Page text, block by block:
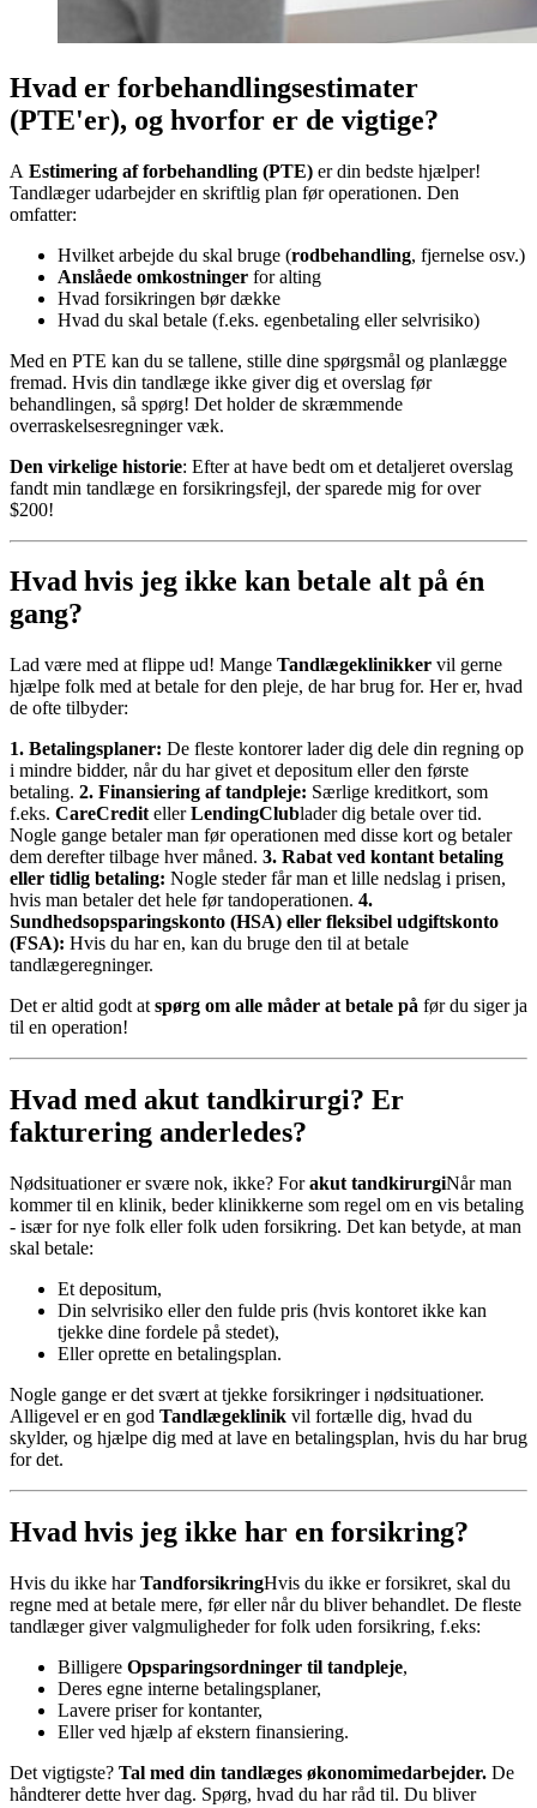
Hvad er forbehandlingsestimater
(PTE'er), og hvorfor er de vigtige?
A Estimering af forbehandling (PTE) er din bedste hjælper!
Tandlæger udarbejder en skriftlig plan før operationen. Den
omfatter:
Hvilket arbejde du skal bruge (rodbehandling, fjernelse osv.)
Anslåede omkostninger for alting
Hvad forsikringen bør dække
Hvad du skal betale (f.eks. egenbetaling eller selvrisiko)
Med en PTE kan du se tallene, stille dine spørgsmål og planlægge
fremad. Hvis din tandlæge ikke giver dig et overslag før
behandlingen, så spørg! Det holder de skræmmende
overraskelsesregninger væk.
Den virkelige historie: Efter at have bedt om et detaljeret overslag
fandt min tandlæge en forsikringsfejl, der sparede mig for over
$200!
Hvad hvis jeg ikke kan betale alt på én
gang?
Lad være med at flippe ud! Mange Tandlægeklinikker vil gerne
hjælpe folk med at betale for den pleje, de har brug for. Her er, hvad
de ofte tilbyder:
1. Betalingsplaner: De fleste kontorer lader dig dele din regning op
i mindre bidder, når du har givet et depositum eller den første
betaling. 2. Finansiering af tandpleje: Særlige kreditkort, som
f.eks. CareCredit ellerLendingClublader dig betale over tid.
Nogle gange betaler man før operationen med disse kort og betaler
dem derefter tilbage hver måned. 3. Rabat ved kontant betaling
eller tidlig betaling: Nogle steder får man et lille nedslag i prisen,
hvis man betaler det hele før tandoperationen. 4.
Sundhedsopsparingskonto (HSA) eller fleksibel udgiftskonto
(FSA): Hvis du har en, kan du bruge den til at betale
tandlægeregninger.
Det er altid godt at spørg om alle måder at betale på før du siger ja
til en operation!
Hvad med akut tandkirurgi? Er
fakturering anderledes?
Nødsituationer er svære nok, ikke? Forakut tandkirurgiNår man
kommer til en klinik, beder klinikkerne som regel om en vis betaling
- især for nye folk eller folk uden forsikring. Det kan betyde, at man
skal betale:
Et depositum,
Din selvrisiko eller den fulde pris (hvis kontoret ikke kan
tjekke dine fordele på stedet),
Eller oprette en betalingsplan.
Nogle gange er det svært at tjekke forsikringer i nødsituationer.
Alligevel er en god Tandlægeklinik vil fortælle dig, hvad du
skylder, og hjælpe dig med at lave en betalingsplan, hvis du har brug
for det.
Hvad hvis jeg ikke har en forsikring?
Hvis du ikke harTandforsikringHvis du ikke er forsikret, skal du
regne med at betale mere, før eller når du bliver behandlet. De fleste
tandlæger giver valgmuligheder for folk uden forsikring, f.eks:
Billigere Opsparingsordninger til tandpleje,
Deres egne interne betalingsplaner,
Lavere priser for kontanter,
Eller ved hjælp af ekstern finansiering.
Det vigtigste? Tal med din tandlæges økonomimedarbejder. De
håndterer dette hver dag. Spørg, hvad du har råd til. Du bliver